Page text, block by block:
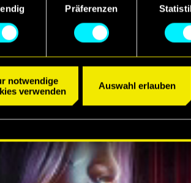
wo du, falls gewünscht, auch alle
Cookies ändern kannst.
Präferenzen
notwendige
verwenden
Auswahl erlauben